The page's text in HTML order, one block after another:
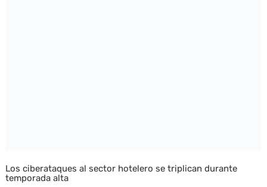
Los ciberataques al sector hotelero se triplican durante
temporada alta